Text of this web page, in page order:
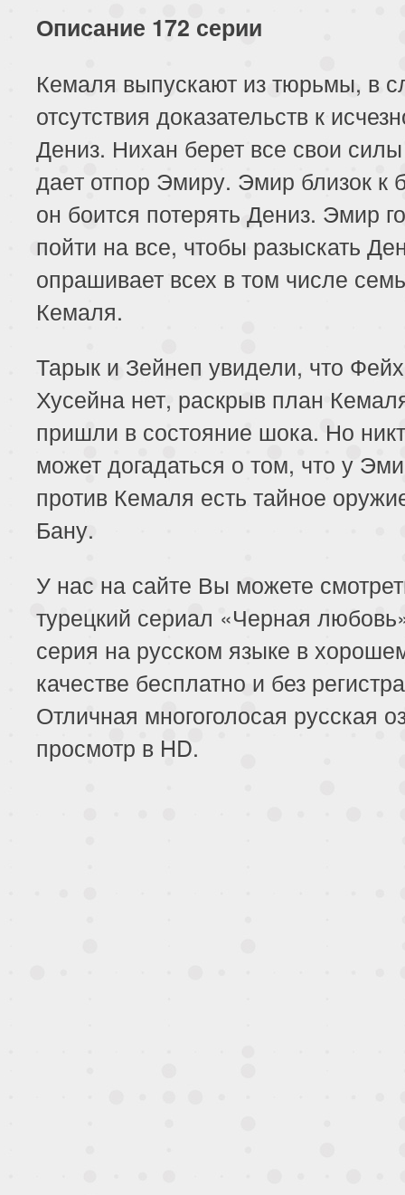
232 серия
235 серия
236 серия 237 серия
239 серия
240 серия 241 серия
243 серия
244 серия
Описание 172 серии
Кемаля выпускают из тюрьмы, в
отсутствия доказательств к
Дениз. Нихан берет все свои
дает отпор Эмиру. Эмир близок к
он боится потерять Дениз. Эмир
пойти на все, чтобы разыскать
опрашивает всех в том числе
Кемаля.
Тарык и Зейнеп увидели, что
Хусейна нет, раскрыв план
пришли в состояние шока. Но
может догадаться о том, что у
против Кемаля есть тайное
Бану.
У нас на сайте Вы можете
турецкий сериал «Черная
серия на русском языке в
качестве бесплатно и без
Отличная многоголосая русская
просмотр в HD.